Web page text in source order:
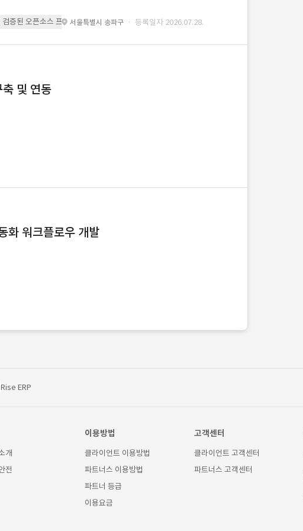
된 오픈소스 프레임워크를 기반으로 시스템을 구축
서울특별시 송파구 · 등록일자 2026.07.28.
및 연동
화 워크플로우 개발
Rise ERP
개
전
이용방법
클라이언트 이용방법
파트너스 이용방법
파트너 등급
이용요금
고객센터
클라이언트 고객센터
파트너스 고객센터